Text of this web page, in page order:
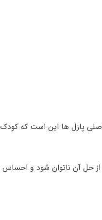
پازل ها این است که
از حل آن ناتوان شود و